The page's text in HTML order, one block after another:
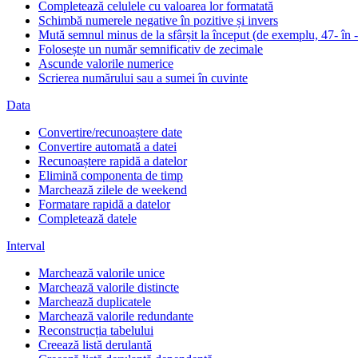
Completează celulele cu valoarea lor formatată
Schimbă numerele negative în pozitive și invers
Mută semnul minus de la sfârșit la început (de exemplu, 47- în
Folosește un număr semnificativ de zecimale
Ascunde valorile numerice
Scrierea numărului sau a sumei în cuvinte
Data
Convertire/recunoaștere date
Convertire automată a datei
Recunoaștere rapidă a datelor
Elimină componenta de timp
Marchează zilele de weekend
Formatare rapidă a datelor
Completează datele
Interval
Marchează valorile unice
Marchează valorile distincte
Marchează duplicatele
Marchează valorile redundante
Reconstrucția tabelului
Creează listă derulantă